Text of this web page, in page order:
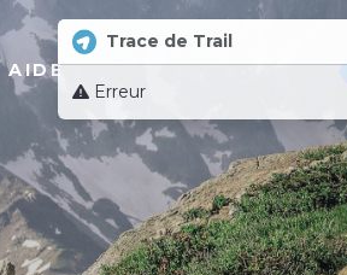
AIDE
Trace de Trail
Erreur